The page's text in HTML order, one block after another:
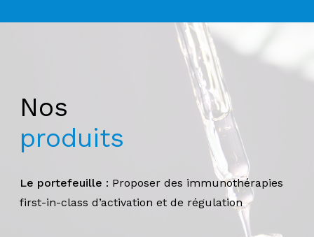
Nos
produits
Le portefeuille : Proposer des immunothérapies
first-in-class d’activation et de régulation